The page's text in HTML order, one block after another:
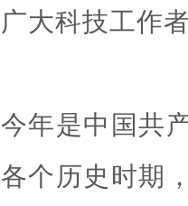
广大科技工
今年是中国共
各个历史时期